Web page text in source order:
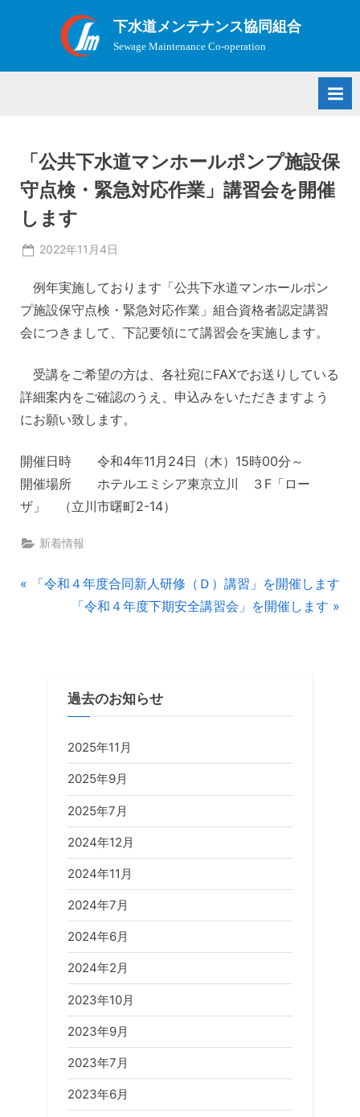
下水道メンテナンス協同組合
Sewage Maintenance Co-operation
「公共下水道マンホールポンプ施設保
守点検・緊急対応作業」講習会を開催
します
Posted
2022年11月4日
例年実施しております「公共下水道マンホールポン
プ施設保守点検・緊急対応作業」組合資格者認定講習
会につきまして、下記要領にて講習会を実施します。
受講をご希望の方は、各社宛にFAXでお送りしている
詳細案内をご確認のうえ、申込みをいただきますよう
にお願い致します。
開催日時 令和4年11月24日（木）15時00分～
開催場所 ホテルエミシア東京立川 ３F「ロー
ザ」 （立川市曙町2-14）
新着情報
投「令和４年度合同新人研修（Ｄ）講習」を開催します
N
P
o
s
t
:
「令和４年度下期安全講習会」を開催します
過去のお知らせ
2025年11月
2025年9月
2025年7月
2024年12月
2024年11月
2024年7月
2024年6月
2024年2月
2023年10月
2023年9月
2023年7月
2023年6月